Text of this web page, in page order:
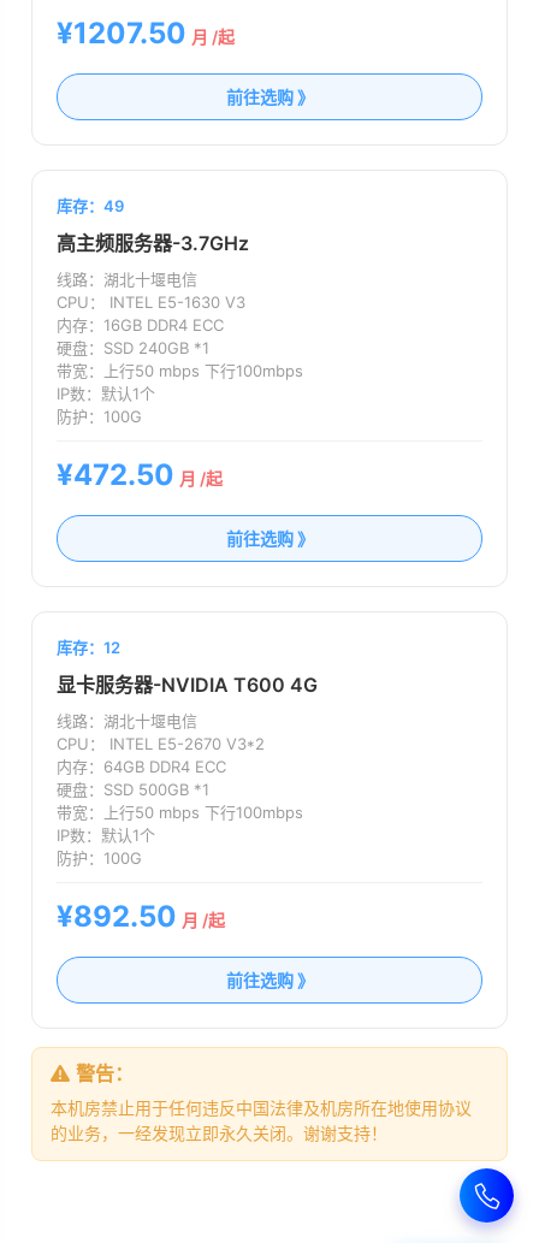
¥1207.50 月 /起
前往选购 》
库存：49
高主频服务器-3.7GHz
线路： 湖北十堰电信
CPU： INTEL E5-1630 V3
内存： 16GB DDR4 ECC
硬盘： SSD 240GB *1
带宽：
上行50 mbps 下行100mbps
IP数： 默认1个
防护： 100G
¥472.50 月 /起
前往选购 》
库存：12
显卡服务器-NVIDIA T600 4G
线路： 湖北十堰电信
CPU： INTEL E5-2670 V3*2
内存： 64GB DDR4 ECC
硬盘： SSD 500GB *1
带宽：
上行50 mbps 下行100mbps
IP数： 默认1个
防护： 100G
¥892.50 月 /起
前往选购 》
警告：
本机房禁止用于任何违反中国法律及机房所在地使用协议
的业务，一经发现立即永久关闭。谢谢支持！